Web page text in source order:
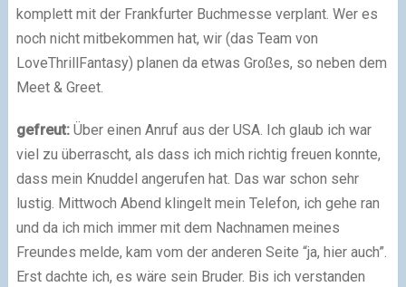
komplett mit der Frankfurter Buchmesse verplant. Wer es
noch nicht mitbekommen hat, wir (das Team von
LoveThrillFantasy) planen da etwas Großes, so neben dem
Meet & Greet.
gefreut:Über einen Anruf aus der USA. Ich glaub ich war
viel zu überrascht, als dass ich mich richtig freuen konnte,
dass mein Knuddel angerufen hat. Das war schon sehr
lustig. Mittwoch Abend klingelt mein Telefon, ich gehe ran
und da ich mich immer mit dem Nachnamen meines
Freundes melde, kam vom der anderen Seite “ja, hier auch”.
Erst dachte ich, es wäre sein Bruder. Bis ich verstanden